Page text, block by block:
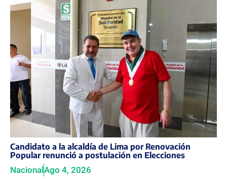
Candidato a la alcaldía de Lima por Renovación
Popular renunció a postulación en Elecciones
NacionalAgo 4, 2026